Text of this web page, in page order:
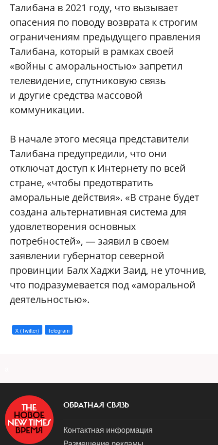
Талибана в 2021 году, что вызывает
опасения по поводу возврата к строгим
ограничениям предыдущего правления
Талибана, который в рамках своей
«войны с аморальностью» запретил
телевидение, спутниковую связь
и другие средства массовой
коммуникации.
В начале этого месяца представители
Талибана предупредили, что они
отключат доступ к Интернету по всей
стране, «чтобы предотвратить
аморальные действия». «В стране будет
создана альтернативная система для
удовлетворения основных
потребностей», — заявил в своем
заявлении губернатор северной
провинции Балх Хаджи Заид, не уточнив,
что подразумевается под «аморальной
деятельностью».
X (Twitter) Telegram
ОБРАТНАЯ СВЯЗЬ
Контактная информация